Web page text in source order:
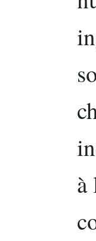
à